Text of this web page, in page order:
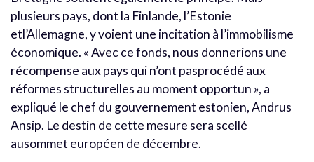
plusieurs pays, dont la Finlande, l’Estonie
etl’Allemagne, y voient une incitation à l’immobilisme
économique. « Avec ce fonds, nous donnerions une
récompense aux pays qui n’ont pasprocédé aux
réformes structurelles au moment opportun », a
expliqué le chef du gouvernement estonien, Andrus
Ansip. Le destin de cette mesure sera scellé
ausommet européen de décembre.